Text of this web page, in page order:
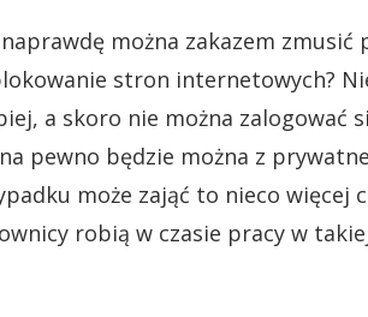
można zakazem
stron internetowych?
a skoro nie można zalogować
pewno będzie można z
może zająć to nieco więcej
robią w czasie pracy w